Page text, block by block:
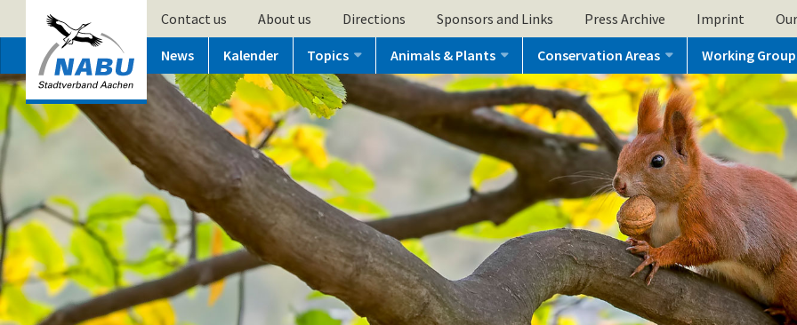
Contact us About us Directions Sponsors and Links Press Archive Imprint
News Kalender Topics Animals & Plants Conservation Areas Working